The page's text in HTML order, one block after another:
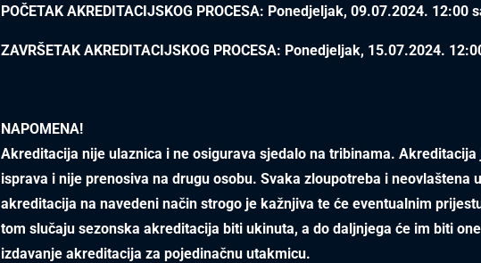
POČETAK AKREDITACIJSKOG PROCESA: Ponedjeljak, 09.07.2024. 12:00
ZAVRŠETAK AKREDITACIJSKOG PROCESA: Ponedjeljak, 15.07.2024.
NAPOMENA!
Akreditacija nije ulaznica i ne osigurava sjedalo na tribinama. Akreditacija
isprava i nije prenosiva na drugu osobu. Svaka zloupotreba i neovlaštena
akreditacija na navedeni način strogo je kažnjiva te će eventualnim
tom slučaju sezonska akreditacija biti ukinuta, a do daljnjega će im biti
izdavanje akreditacija za pojedinačnu utakmicu.